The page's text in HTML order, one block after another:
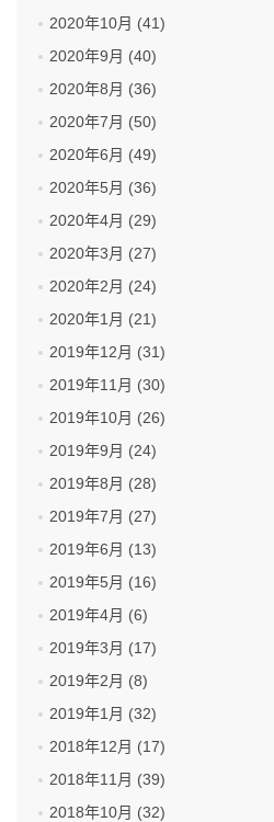
2020年10月 (41)
2020年9月 (40)
2020年8月 (36)
2020年7月 (50)
2020年6月 (49)
2020年5月 (36)
2020年4月 (29)
2020年3月 (27)
2020年2月 (24)
2020年1月 (21)
2019年12月 (31)
2019年11月 (30)
2019年10月 (26)
2019年9月 (24)
2019年8月 (28)
2019年7月 (27)
2019年6月 (13)
2019年5月 (16)
2019年4月 (6)
2019年3月 (17)
2019年2月 (8)
2019年1月 (32)
2018年12月 (17)
2018年11月 (39)
2018年10月 (32)